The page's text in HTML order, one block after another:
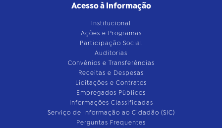
Acesso à Informação
Institucional
Ações e Programas
Participação Social
Auditorias
Convênios e Transferências
Receitas e Despesas
Licitações e Contratos
Empregados Públicos
Informações Classificadas
Serviço de Informação ao Cidadão (SIC)
Perguntas Frequentes